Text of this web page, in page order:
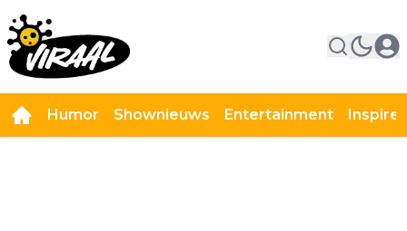
Humor Shownieuws Entertainment